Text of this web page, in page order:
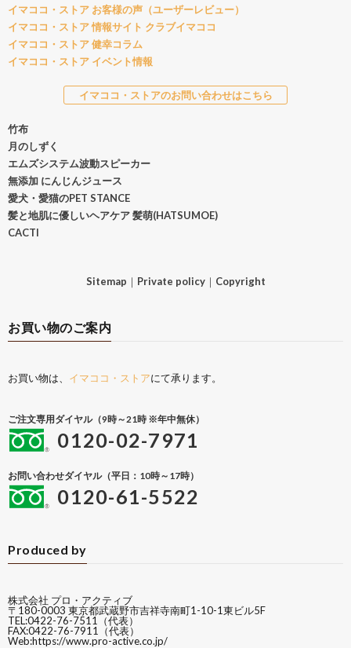
イマココ・ストア お客様の声（ユーザーレビュー）
イマココ・ストア 情報サイト クラブイマココ
イマココ・ストア 健幸コラム
イマココ・ストア イベント情報
イマココ・ストアのお問い合わせはこちら
竹布
月のしずく
エムズシステム波動スピーカー
無添加 にんじんジュース
愛犬・愛猫のPET STANCE
髪と地肌に優しいヘアケア 髪萌(HATSUMOE)
CACTI
Sitemap ｜ Private policy｜ Copyright
お買い物のご案内
お買い物は、 イマココ・ストアにて承ります。
ご注文専用ダイヤル（9時～21時 ※年中無休）
0120-02-7971
お問い合わせダイヤル（平日：10時～17時）
0120-61-5522
Produced by
株式会社 プロ・アクティブ
〒180-0003 東京都武蔵野市吉祥寺南町1-10-1東ビル5F
TEL:0422-76-7511（代表）
FAX:0422-76-7911（代表）
Web:https://www.pro-active.co.jp/